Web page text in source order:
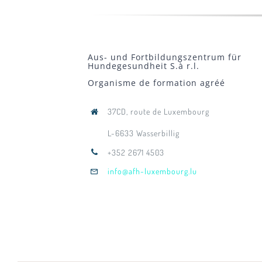
Aus- und Fortbildungszentrum für
Hundegesundheit S.à r.l.
Organisme de formation agréé
37CD, route de Luxembourg
L-6633 Wasserbillig
+352 2671 4503
info@afh-luxembourg.lu